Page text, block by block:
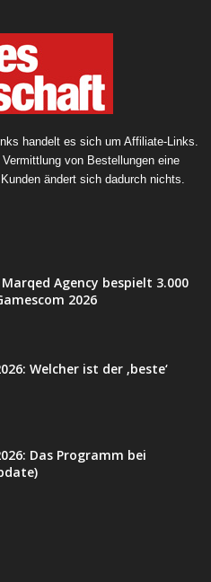
handelt es sich um Affiliate-Links.
von Bestellungen eine
ändert sich dadurch nichts.
Agency bespielt 3.000
2026
Welcher ist der ‚beste‘
Das Programm bei